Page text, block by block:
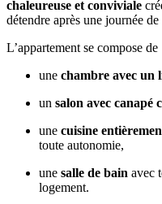
chaleureuse et conviviale
détendre après une journée
L’appartement se compose de
une chambre avec un
un salon avec canapé
une cuisine
toute autonomie,
une salle de bain avec
logement.